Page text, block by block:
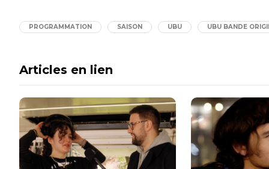
PROGRAMMATION SAISON UBU UBU BANDE
Articles en lien